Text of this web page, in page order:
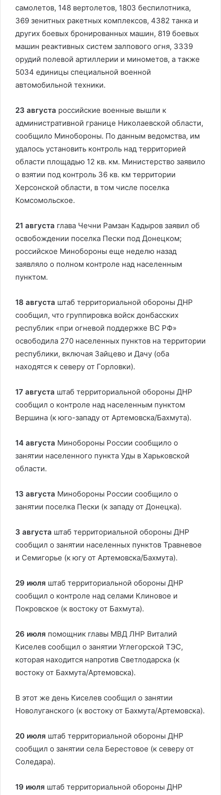
самолетов, 148 вертолетов, 1803 беспилотника,
369 зенитных ракетных комплексов, 4382 танка и
других боевых бронированных машин, 819 боевых
машин реактивных систем залпового огня, 3339
орудий полевой артиллерии и минометов, а также
5034 единицы специальной военной
автомобильной техники.
23 августа российские военные вышли к
административной границе Николаевской области,
сообщило Минобороны. По данным ведомства, им
удалось установить контроль над территорией
области площадью 12 кв. км. Министерство заявило
о взятии под контроль 36 кв. км территории
Херсонской области, в том числе поселка
Комсомольское.
21 августа глава Чечни Рамзан Кадыров заявил об
освобождении поселка Пески под Донецком;
российское Минобороны еще неделю назад
заявляло о полном контроле над населенным
пунктом.
18 августа штаб территориальной обороны ДНР
сообщил, что группировка войск донбасских
республик «при огневой поддержке ВС РФ»
освободила 270 населенных пунктов на территории
республики, включая Зайцево и Дачу (оба
находятся к северу от Горловки).
17 августа штаб территориальной обороны ДНР
сообщил о контроле над населенным пунктом
Вершина (к юго-западу от Артемовска/Бахмута).
14 августа Минобороны России сообщило о
занятии населенного пункта Уды в Харьковской
области.
13 августа Минобороны России сообщило о
занятии поселка Пески (к западу от Донецка).
3 августа штаб территориальной обороны ДНР
сообщил о занятии населенных пунктов Травневое
и Семигорье (к югу от Артемовска/Бахмута).
29 июля штаб территориальной обороны ДНР
сообщил о контроле над селами Клиновое и
Покровское (к востоку от Бахмута).
26 июля помощник главы МВД ЛНР Виталий
Киселев сообщил о занятии Углегорской ТЭС,
которая находится напротив Светлодарска (к
востоку от Бахмута/Артемовска).
В этот же день Киселев сообщил о занятии
Новолуганского (к востоку от Бахмута/Артемовска).
20 июля штаб территориальной обороны ДНР
сообщил о занятии села Берестовое (к северу от
Соледара).
19 июля штаб территориальной обороны ДНР